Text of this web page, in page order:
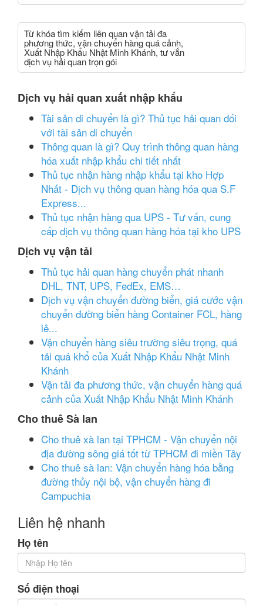
Từ khóa tìm kiếm liên quan vận tải đa
phương thức, vận chuyển hàng quá cảnh,
Xuất Nhập Khẩu Nhật Minh Khánh, tư vắn
dịch vụ hải quan trọn gói
Dịch vụ hải quan xuất nhập khẩu
Tài sản di chuyển là gì? Thủ tục hải quan đối
với tài sản di chuyển
Thông quan là gì? Quy trình thông quan hàng
hóa xuất nhập khẩu chi tiết nhất
Thủ tục nhận hàng nhập khẩu tại kho Hợp
Nhất - Dịch vụ thông quan hàng hóa qua S.F
Express...
Thủ tục nhận hàng qua UPS - Tư vấn, cung
cấp dịch vụ thông quan hàng hóa tại kho UPS
Dịch vụ vận tải
Thủ tục hải quan hàng chuyển phát nhanh
DHL, TNT, UPS, FedEx, EMS…
Dịch vụ vận chuyển đường biển, giá cước vận
chuyển đường biển hàng Container FCL, hàng
lẻ...
Vận chuyển hàng siêu trường siêu trọng, quá
tải quá khổ của Xuất Nhập Khẩu Nhật Minh
Khánh
Vận tải đa phương thức, vận chuyển hàng quá
cảnh của Xuất Nhập Khẩu Nhật Minh Khánh
Cho thuê Sà lan
Cho thuê xà lan tại TPHCM - Vận chuyển nội
địa đường sông giá tốt từ TPHCM đi miền Tây
Cho thuê sà lan: Vận chuyển hàng hóa bằng
đường thủy nội bộ, vận chuyển hàng đi
Campuchia
Liên hệ nhanh
Họ tên
Số điện thoại